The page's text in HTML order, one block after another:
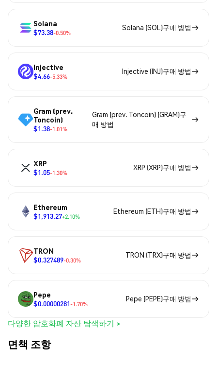
Solana
$73.38-0.50%
Solana (SOL)구매 방법
Injective
$4.66-5.33%
Injective (INJ)구매 방법
Gram (prev.
Toncoin)
$1.38-1.01%
Gram (prev. Toncoin) (GRAM)구
매 방법
XRP
$1.05-1.30%
XRP (XRP)구매 방법
Ethereum
$1,913.27+2.10%
Ethereum (ETH)구매 방법
TRON
$0.327489-0.30%
TRON (TRX)구매 방법
Pepe
$0.00000281-1.70%
Pepe (PEPE)구매 방법
다양한 암호화폐 자산 탐색하기 >
면책 조항